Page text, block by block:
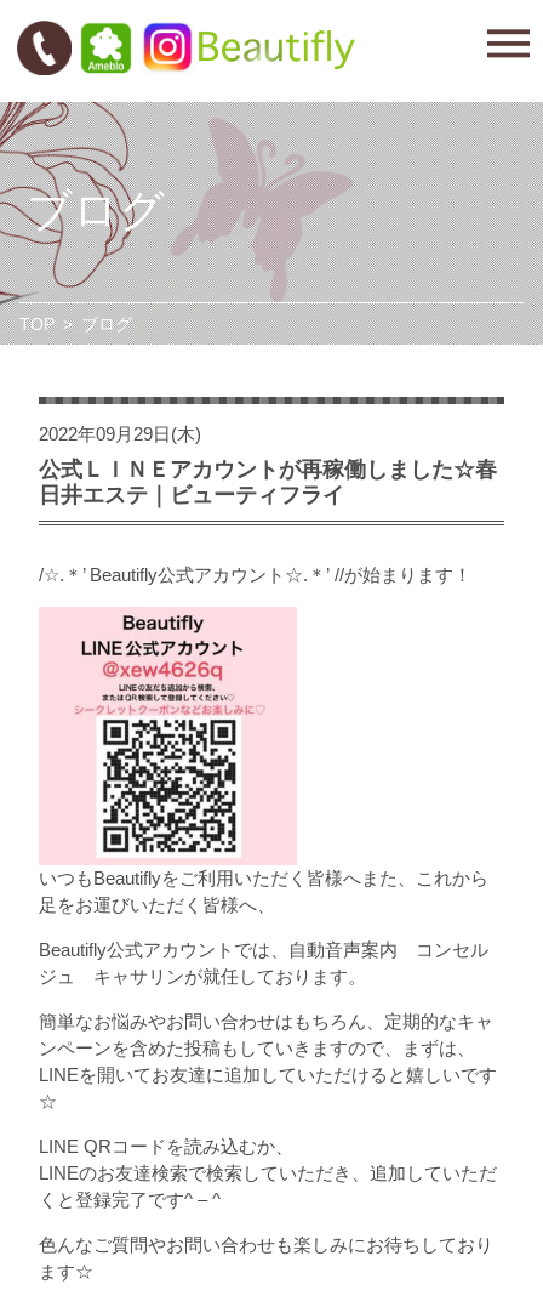
ブログ
TOP > ブログ
2022年09月29日(木)
公式ＬＩＮＥアカウントが再稼働しました☆春
日井エステ｜ビューティフライ
/☆.＊’ Beautifly公式アカウント☆.＊’ //が始まります！
いつもBeautiflyをご利用いただく皆様へまた、これから
足をお運びいただく皆様へ、
Beautifly公式アカウントでは、自動音声案内 コンセル
ジュ キャサリンが就任しております。
簡単なお悩みやお問い合わせはもちろん、定期的なキャ
ンペーンを含めた投稿もしていきますので、まずは、
LINEを開いてお友達に追加していただけると嬉しいです
☆
LINE QRコードを読み込むか、
LINEのお友達検索で検索していただき、追加していただ
くと登録完了です^ – ^
色んなご質問やお問い合わせも楽しみにお待ちしており
ます☆